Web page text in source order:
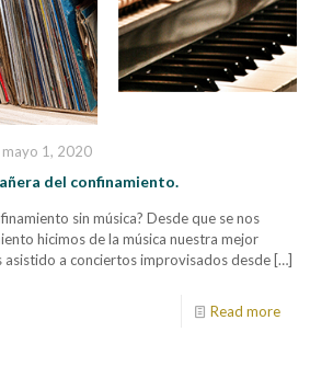
mayo 1, 2020
del confinamiento.
sin música? Desde que se nos
hicimos de la música nuestra mejor
asistido a conciertos improvisados desde […]
Read more